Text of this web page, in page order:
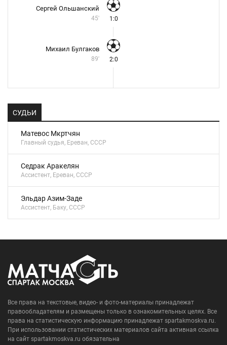
Сергей Ольшанский
45' 1:0
Михаил Булгаков
89' 2:0
СУДЬИ
Матевос Мкртчян
Главный судья, Ереван, СССР
Седрак Аракелян
Ассистент, Ереван, СССР
Эльдар Азим-Заде
Ассистент, Баку, СССР
Все права на текстовые, видео- и фото-материалы принадлежат
правообладателям и размещены только в ознакомительных целях. Все
права на статистическую информацию принадлежат spartakmoskva.ru.
При использовании статистических материалов сайта активная ссылка
на сайт spartakmoskva.ru обязательна